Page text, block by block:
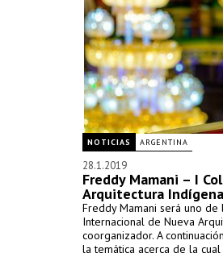
NOTICIAS ARGENTINA
28.1.2019
Freddy Mamani – I
Arquitectura Indígena
Freddy Mamani será uno
Internacional de Nueva
coorganizador. A
la temática acerca de la